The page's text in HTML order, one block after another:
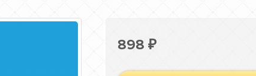
898 ₽